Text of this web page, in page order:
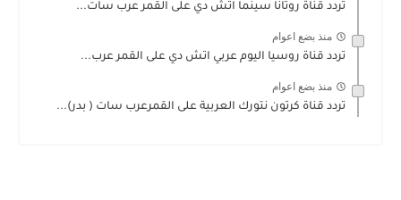
تردد قناة روتانا سينما اتش دي على القمر عرب سات...
منذ بضع اعوام
تردد قناة روسيا اليوم عربي اتش دي على القمر عرب...
منذ بضع اعوام
تردد قناة كرتون نتورك العربية على القمرعرب سات ( بدر)...